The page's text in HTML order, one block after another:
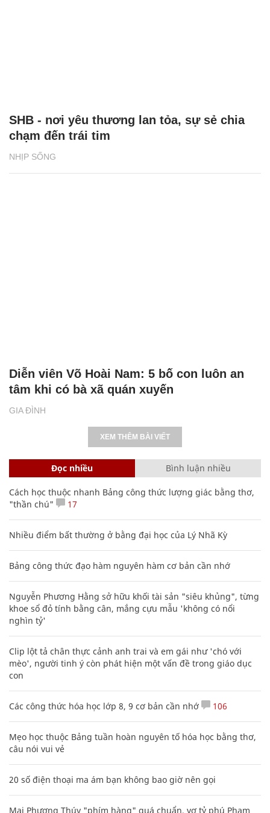
NHỊP SỐNG
SHB - nơi yêu thương lan tỏa, sự sẻ chia
chạm đến trái tim
GIA ĐÌNH
Diễn viên Võ Hoài Nam: 5 bố con luôn an
tâm khi có bà xã quán xuyến
XEM THÊM BÀI VIẾT
Đọc nhiều Bình luận nhiều
Cách học thuộc nhanh Bảng công thức lượng giác bằng thơ,
"thần chú"
17
Nhiều điểm bất thường ở bằng đại học của Lý Nhã Kỳ
Bảng công thức đạo hàm nguyên hàm cơ bản cần nhớ
Nguyễn Phương Hằng sở hữu khối tài sản "siêu khủng", từng
khoe sổ đỏ tính bằng cân, mắng cựu mẫu 'không có nổi
nghìn tỷ'
Clip lột tả chân thực cảnh anh trai và em gái như 'chó với
mèo', người tinh ý còn phát hiện một vấn đề trong giáo dục
con
Các công thức hóa học lớp 8, 9 cơ bản cần nhớ 106
Mẹo học thuộc Bảng tuần hoàn nguyên tố hóa học bằng thơ,
câu nói vui vẻ
20 số điện thoại ma ám bạn không bao giờ nên gọi
Mai Phương Thúy "phím hàng" quá chuẩn, vợ tỷ phú Phạm